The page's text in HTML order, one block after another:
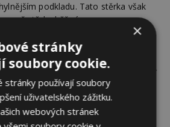
podkladu. Tato stěrka však
než stěrka běžná.
pouze náklady nutné pro pořízení
potřebných k aplikaci
izolant, běžnou lepící a stěrkovací
zateplení, zlepšenou stěrkovací
desek, tuhé krycí desky
montáže měkkého
×
stránky
soubory cookie.
stránky používají soubory
uživatelského zážitku.
webových stránek